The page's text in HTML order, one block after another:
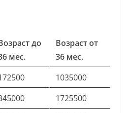
до
мес.
Возраст от
36 мес.
1035000
1725500